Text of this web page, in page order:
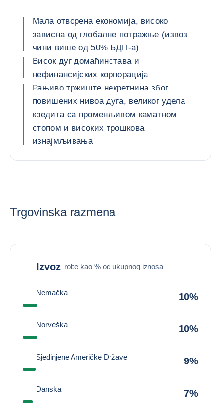
Мала отворена економија, високо
зависна од глобалне потражње (извоз
чини више од 50% БДП-а)
Висок дуг домаћинстава и
нефинансијских корпорација
Рањиво тржиште некретнина због
повишених нивоа дуга, великог удела
кредита са променљивом каматном
стопом и високих трошкова
изнајмљивања
Trgovinska razmena
Izvoz robe kao % od ukupnog iznosa
Nemačka 10%
Norveška 10%
Sjedinjene Američke Države 9%
Danska 7%